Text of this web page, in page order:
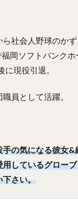
社会人野球のかず
岡ソフトバンクホ
現役引退。
員として活躍。
の気になる彼女&
しているグロー
下さい。
しょうご）
しょうご）
ろようすけ）
みかず）
栗山巧
やすのぶ）
けんすけ）
ロン）
しょうへい）
美